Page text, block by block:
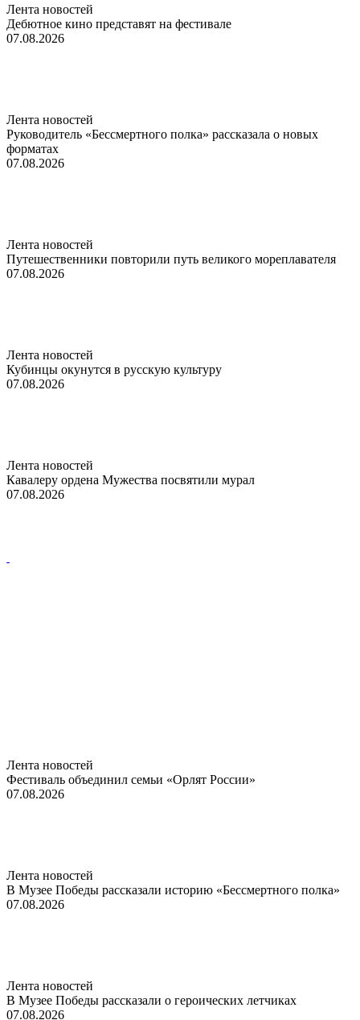
Лента новостей
Дебютное кино представят на фестивале
07.08.2026
Лента новостей
Руководитель «Бессмертного полка» рассказала о новых
форматах
07.08.2026
Лента новостей
Путешественники повторили путь великого мореплавателя
07.08.2026
Лента новостей
Кубинцы окунутся в русскую культуру
07.08.2026
Лента новостей
Кавалеру ордена Мужества посвятили мурал
07.08.2026
Лента новостей
Фестиваль объединил семьи «Орлят России»
07.08.2026
Лента новостей
В Музее Победы рассказали историю «Бессмертного полка»
07.08.2026
Лента новостей
В Музее Победы рассказали о героических летчиках
07.08.2026